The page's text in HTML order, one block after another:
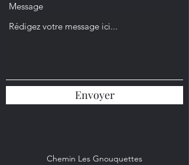
Message
Envoyer
Chemin Les Gnouquettes